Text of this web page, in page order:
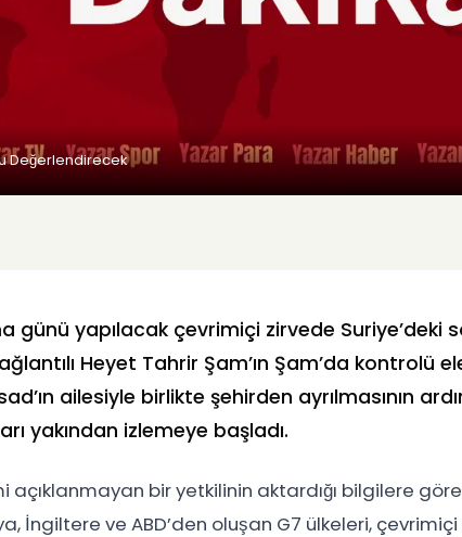
Değerlendirecek
günü yapılacak çevrimiçi zirvede Suriye’deki
Heyet Tahrir Şam’ın Şam’da kontrolü
ailesiyle birlikte şehirden ayrılmasının
yakından izlemeye başladı.
açıklanmayan bir yetkilinin aktardığı bilgilere
İngiltere ve ABD’den oluşan G7 ülkeleri,